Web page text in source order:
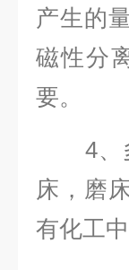
产生的
磁性分
要。
4、多
床，磨
有化工